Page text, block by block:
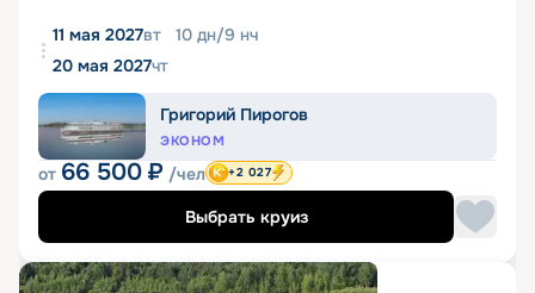
11 мая 2027вт 10 дн/9 нч
20 мая 2027чт
Григорий Пирогов
ЭКОНОМ
от 66 500 ₽ /чел +2 027
Выбрать круиз